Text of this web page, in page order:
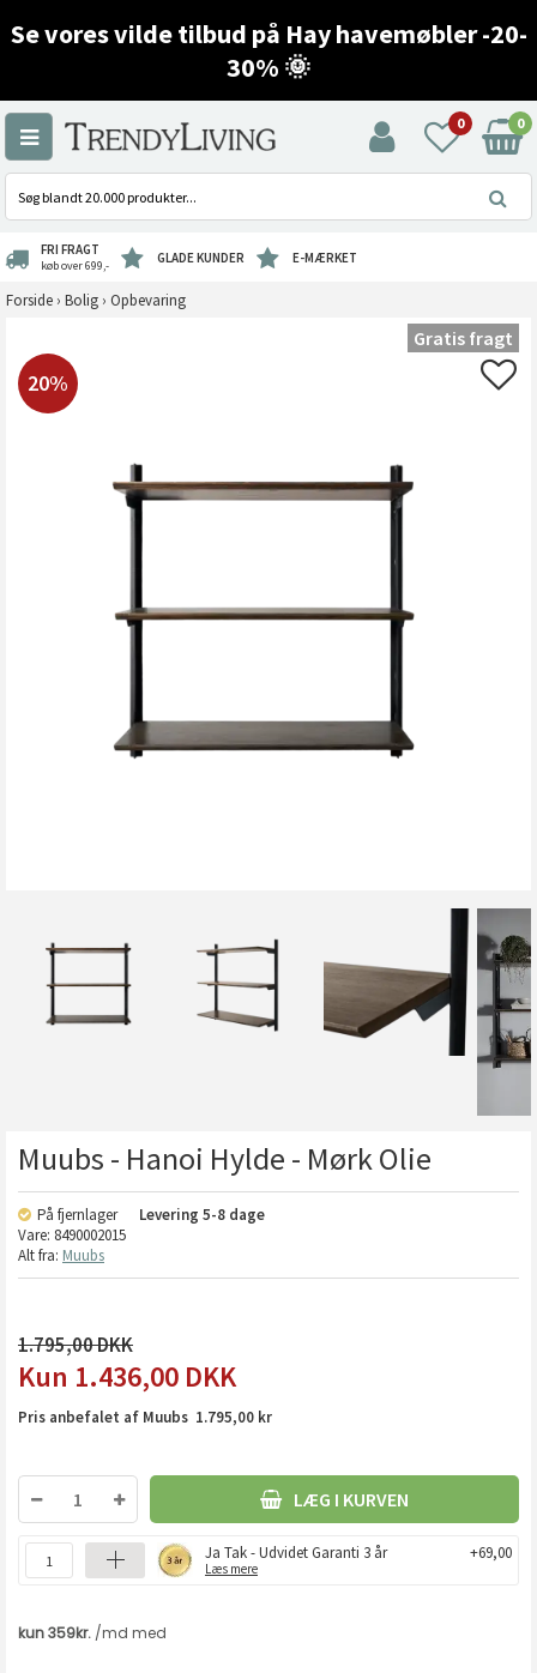
Se vores vilde tilbud på Hay havemøbler -20-
30% 🌞
0 0
FRI FRAGT
køb over 699,- GLADE KUNDER E-MÆRKET
Forside › Bolig › Opbevaring
20%
Gratis fragt
Muubs - Hanoi Hylde - Mørk Olie
På fjernlager Levering 5-8 dage
Vare: 8490002015
Alt fra: Muubs
1.795,00
1.436,00 DKK
Pris anbefalet af Muubs 1.795,00 kr
LÆG I KURVEN
Ja Tak - Udvidet Garanti 3 år
Læs mere
+69,00